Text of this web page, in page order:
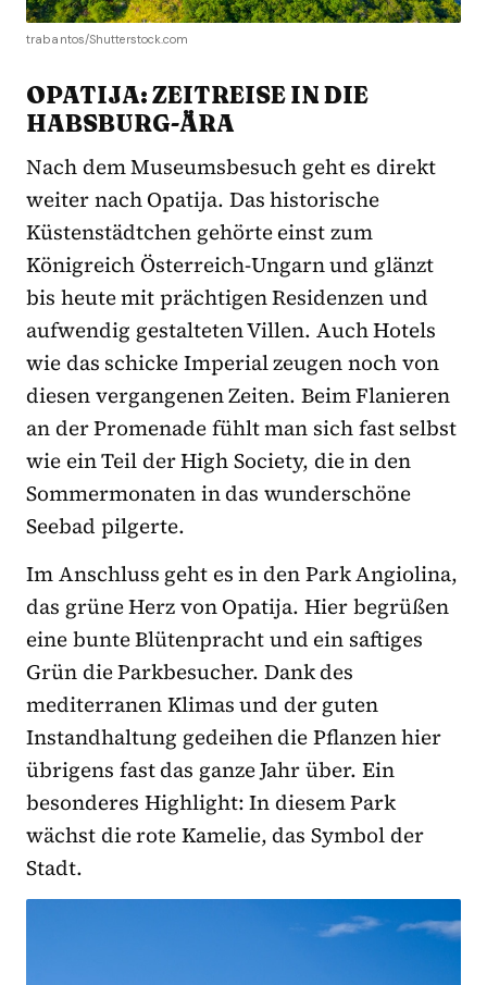
trabantos/Shutterstock.com
OPATIJA: ZEITREISE IN DIE
HABSBURG-ÄRA
Nach dem Museumsbesuch geht es direkt
weiter nach Opatija. Das historische
Küstenstädtchen gehörte einst zum
Königreich Österreich-Ungarn und glänzt
bis heute mit prächtigen Residenzen und
aufwendig gestalteten Villen. Auch Hotels
wie das schicke Imperial zeugen noch von
diesen vergangenen Zeiten. Beim Flanieren
an der Promenade fühlt man sich fast selbst
wie ein Teil der High Society, die in den
Sommermonaten in das wunderschöne
Seebad pilgerte.
Im Anschluss geht es in den Park Angiolina,
das grüne Herz von Opatija. Hier begrüßen
eine bunte Blütenpracht und ein saftiges
Grün die Parkbesucher. Dank des
mediterranen Klimas und der guten
Instandhaltung gedeihen die Pflanzen hier
übrigens fast das ganze Jahr über. Ein
besonderes Highlight: In diesem Park
wächst die rote Kamelie, das Symbol der
Stadt.